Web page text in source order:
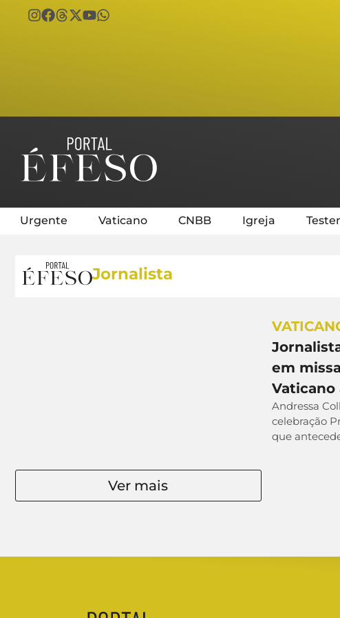
Urgente Vaticano CNBB Igreja
Jornalista
em
Vaticano
Andressa
celebração
que
Ver mais